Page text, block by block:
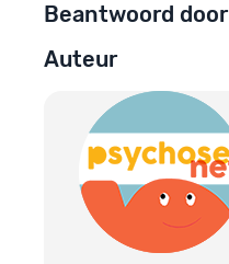
Beantwoord door
Auteur